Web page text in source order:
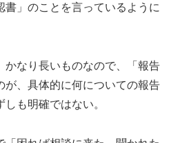
書」のことを言っているように
かなり長いものなので、「報告
が、具体的に何についての報告
も明確ではない。